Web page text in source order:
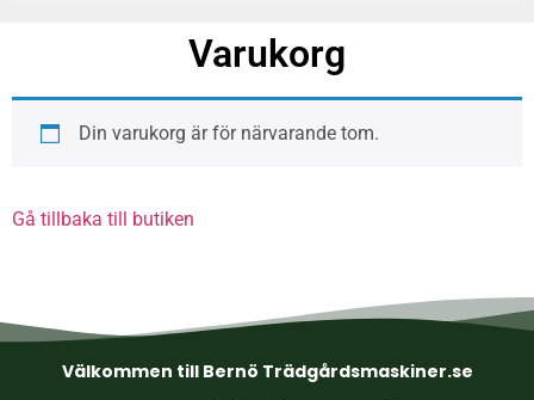
Varukorg
Din varukorg är för närvarande tom.
Gå tillbaka till butiken
Välkommen till Bernö Trädgårdsmaskiner.se